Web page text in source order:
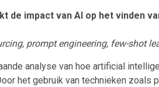
de impact van AI op het vinden
prompt engineering, few-shot
analyse van hoe artificial
het gebruik van technieken